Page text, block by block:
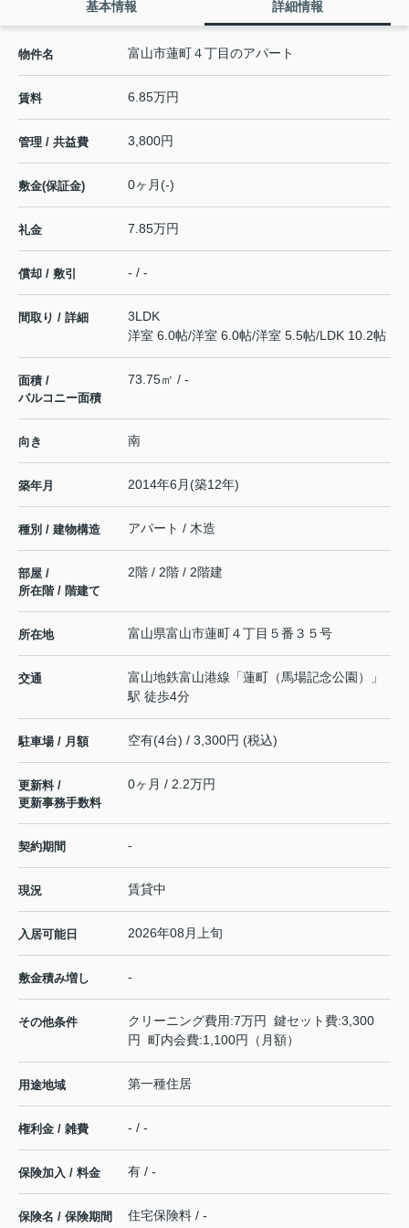
基本情報 詳細情報
物件名 富山市蓮町４丁目のアパート
賃料 6.85万円
管理 / 共益費 3,800円
敷金(保証金) 0ヶ月(-)
礼金 7.85万円
償却 / 敷引 - / -
間取り / 詳細
3LDK
洋室 6.0帖/洋室 6.0帖/洋室 5.5帖/LDK 10.2帖
面積 /
バルコニー面積
73.75㎡ / -
向き 南
築年月 2014年6月(築12年)
種別 / 建物構造 アパート / 木造
部屋 /
所在階 / 階建て
2階 / 2階 / 2階建
所在地 富山県富山市蓮町４丁目５番３５号
交通 富山地鉄富山港線 「蓮町（馬場記念公園）
」
駅 徒歩4分
駐車場 / 月額 空有(4台) / 3,300円 (税込)
更新料 /
更新事務手数料
0ヶ月 / 2.2万円
契約期間 -
現況 賃貸中
入居可能日 2026年08月上旬
敷金積み増し -
その他条件
クリーニング費用:7万円 鍵セット費:3,300
円 町内会費:1,100円（月額）
用途地域 第一種住居
権利金 / 雑費 - / -
保険加入 / 料金 有 / -
保険名 / 保険期間 住宅保険料 / -